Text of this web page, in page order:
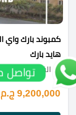
هايد بارك
القاهرة
9,200,000 ج.م
تواصل